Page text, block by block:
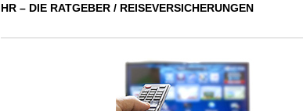
HR – DIE RATGEBER / REISEVERSICHERUNGEN